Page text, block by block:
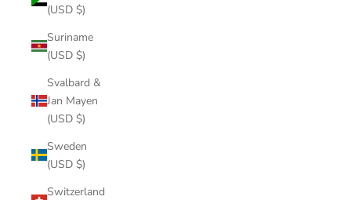
(USD $)
Suriname
(USD $)
Svalbard &
Jan Mayen
(USD $)
Sweden
(USD $)
Switzerland